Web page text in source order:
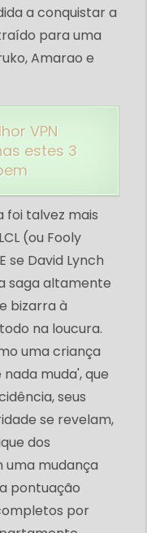
a conquistar a
para uma
Amarao e
VPN
estes 3
foi talvez mais
(ou Fooly
se David Lynch
saga altamente
bizarra à
na loucura.
uma criança
muda', que
seus
se revelam,
dos
uma mudança
pontuação
por